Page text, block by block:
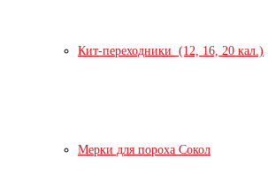
Кит-переходники (12, 16, 20 кал.)
Мерки для пороха Сокол